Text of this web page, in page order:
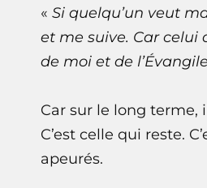
« Si quelqu’un veut
et me suive. Car celui
de moi et de
Car sur le long terme,
C’est celle qui reste.
apeurés.